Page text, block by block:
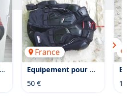
Manteau enfant Honda d'occasion
France
Equipement pour enduro d'occasion
50 €
chevron_right